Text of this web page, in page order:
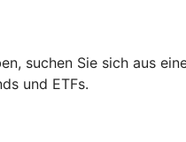
suchen Sie sich aus
und ETFs.